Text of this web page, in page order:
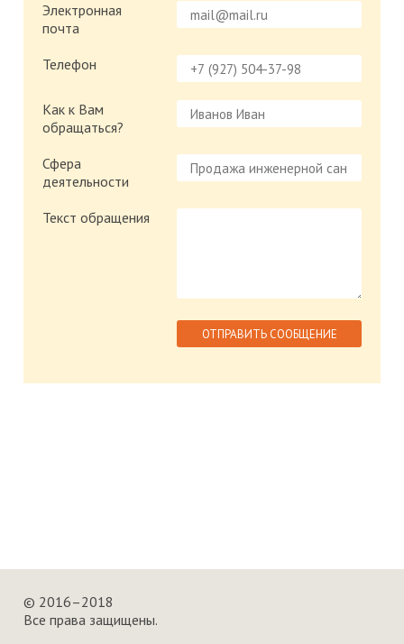
Электронная
почта
Телефон
Как к Вам
обращаться?
Сфера
деятельности
Текст обращения
© 2016–2018
Все права защищены.